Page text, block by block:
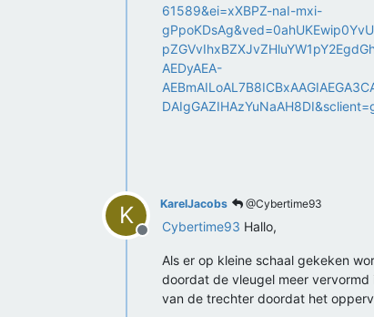
61589&ei=xXBPZ-naI-mxi-
AEDyAEA-
K
Offline
KarelJacobs @Cybertime93
Cybertime93 Hallo,
Als er op kleine schaal gekeken
doordat de vleugel meer
van de trechter doordat het